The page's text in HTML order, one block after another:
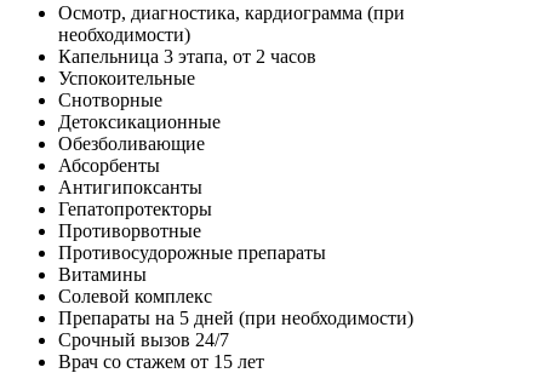
Осмотр, диагностика, кардиограмма (при
необходимости)
Капельница 3 этапа, от 2 часов
Успокоительные
Снотворные
Детоксикационные
Обезболивающие
Абсорбенты
Антигипоксанты
Гепатопротекторы
Противорвотные
Противосудорожные препараты
Витамины
Солевой комплекс
Препараты на 5 дней (при необходимости)
Срочный вызов 24/7
Врач со стажем от 15 лет